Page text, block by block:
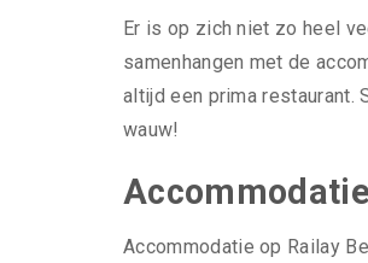
Er is op zich niet zo heel
samenhangen met de
altijd een prima restaurant.
wauw!
Accommodatie
Accommodatie op Railay